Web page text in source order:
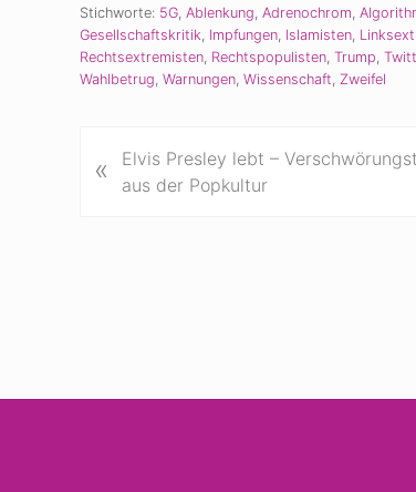
Stichworte: 5G Ablenkung Adrenochrom
Gesellschaftskritik Impfungen Islamisten
Rechtsextremisten Rechtspopulisten Trump
Wahlbetrug Warnungen Wissenschaft Zweifel
o
r
«
Elvis Presley lebt –
aus der Popkultur